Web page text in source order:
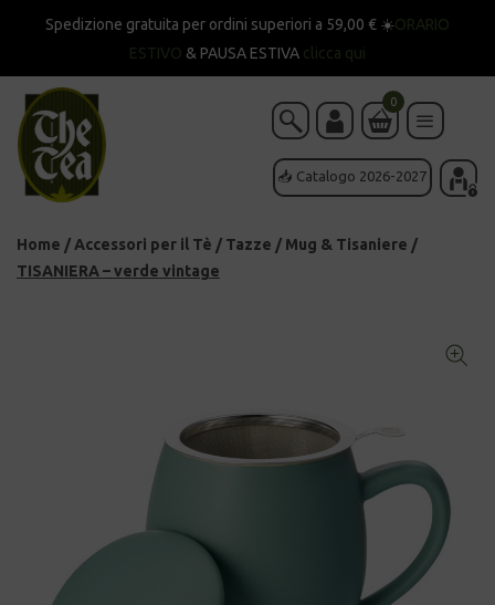
Spedizione gratuita per ordini superiori a 59,00 € ☀️ORARIO
ESTIVO & PAUSA ESTIVA clicca qui
📥 Catalogo 2026-2027
0
Home / Accessori per il Tè / Tazze / Mug & Tisaniere /
TISANIERA – verde vintage